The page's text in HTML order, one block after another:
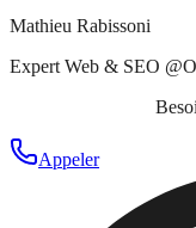
Mathieu Rabissoni
Expert Web & SEO
Appeler